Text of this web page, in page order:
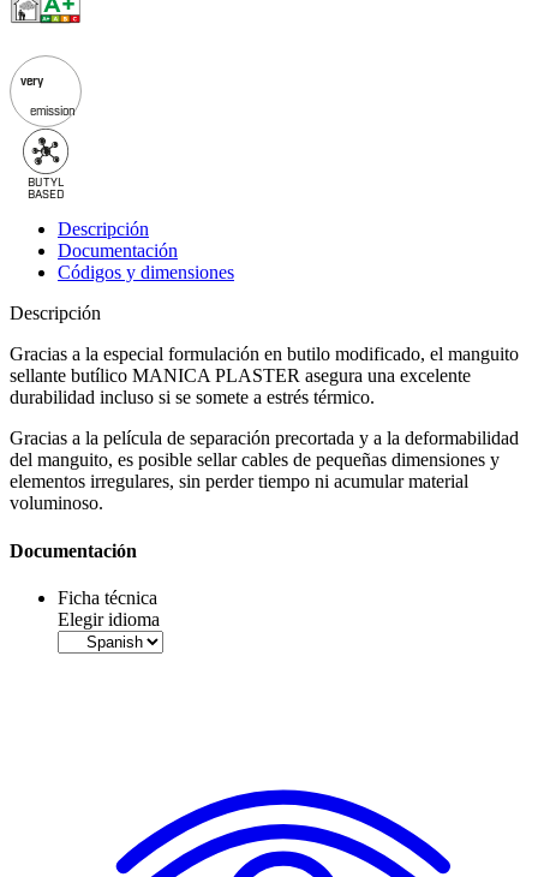
very
emission
BUTYL
BASED
Descripción
Documentación
Códigos y dimensiones
Descripción
Gracias a la especial formulación en butilo modificado, el manguito
sellante butílico MANICA PLASTER asegura una excelente
durabilidad incluso si se somete a estrés térmico.
Gracias a la película de separación precortada y a la deformabilidad
del manguito, es posible sellar cables de pequeñas dimensiones y
elementos irregulares, sin perder tiempo ni acumular material
voluminoso.
Documentación
Ficha técnica
Elegir idioma